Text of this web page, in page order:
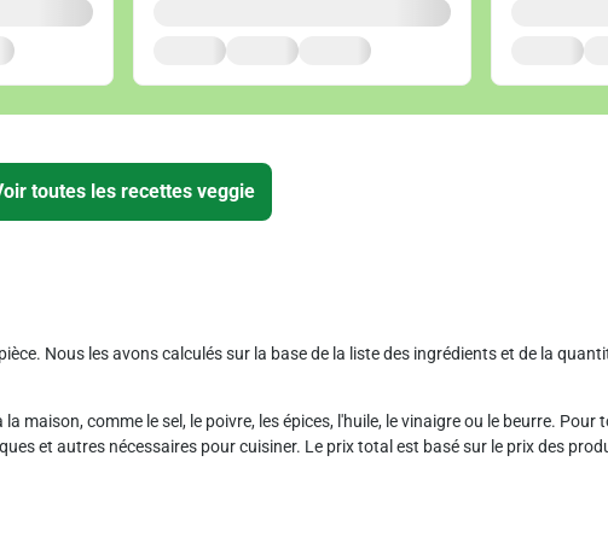
toutes les recettes veggie
Nous les avons calculés sur la base de la liste des ingrédients et de la
maison, comme le sel, le poivre, les épices, l'huile, le vinaigre ou le beurre.
et autres nécessaires pour cuisiner. Le prix total est basé sur le prix des